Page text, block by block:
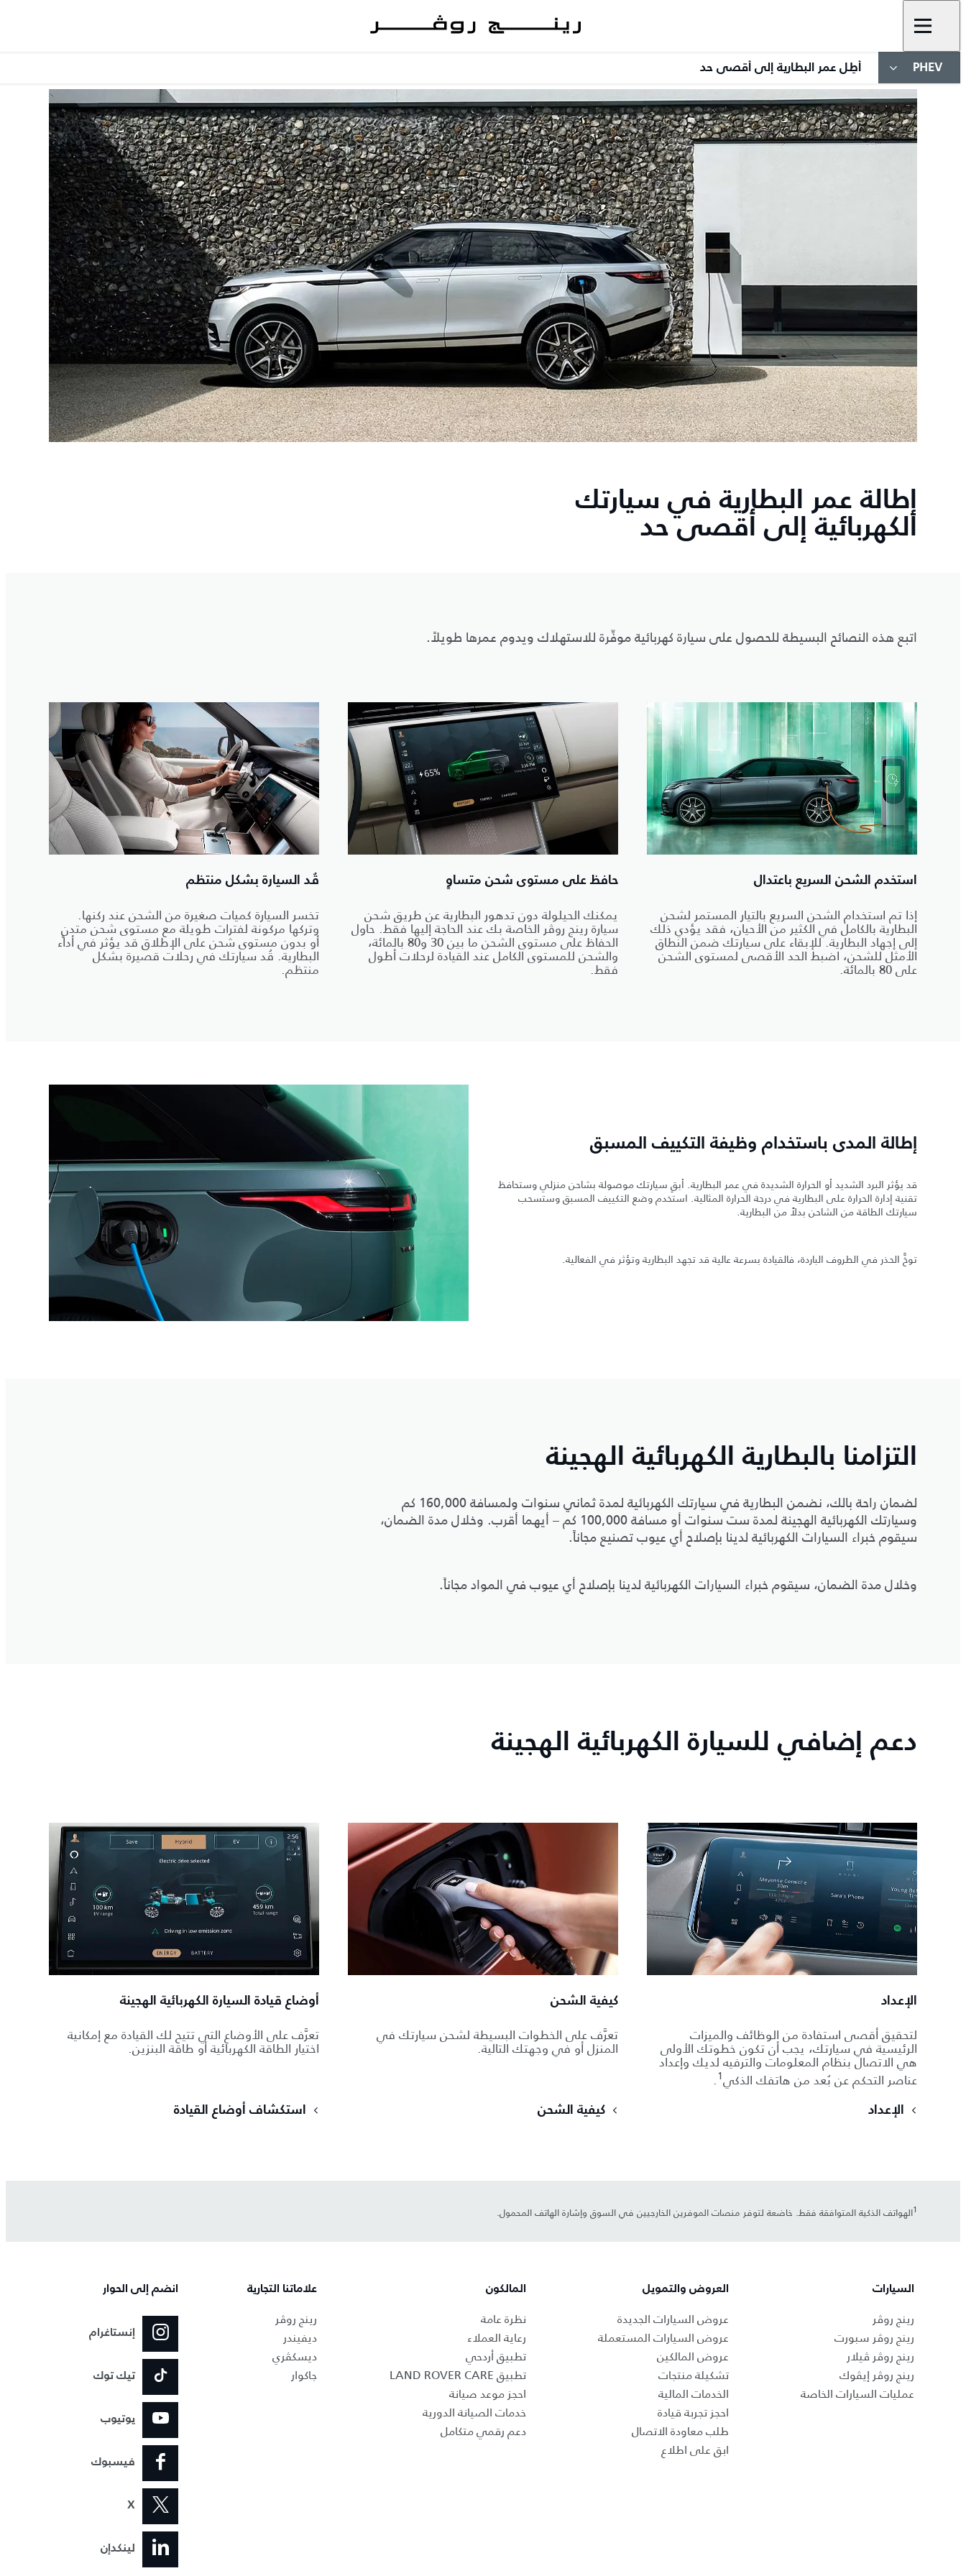
PHEV أطِل عمر البطارية إلى أقصى حد
إطالة عمر البطارية في سيارتك
الكهربائية إلى أقصى حد
اتبع هذه النصائح البسيطة للحصول على سيارة كهربائية موفِّرة للاستهلاك ويدوم عمرها طويلاً.
استخدم الشحن السريع باعتدال
إذا تم استخدام الشحن السريع بالتيار المستمر لشحن
البطارية بالكامل في الكثير من الأحيان، فقد يؤدي ذلك
إلى إجهاد البطارية. للإبقاء على سيارتك ضمن النطاق
الأمثل للشحن، اضبط الحد الأقصى لمستوى الشحن
على 80 بالمائة.
حافظ على مستوى شحن متساوٍ
يمكنك الحيلولة دون تدهور البطارية عن طريق شحن
سيارة رينج روڤر الخاصة بك عند الحاجة إليها فقط. حاول
الحفاظ على مستوى الشحن ما بين 30 و80 بالمائة،
والشحن للمستوى الكامل عند القيادة لرحلات أطول
فقط.
قُد السيارة بشكل منتظم
تخسر السيارة كميات صغيرة من الشحن عند ركنها.
وتركها مركونة لفترات طويلة مع مستوى شحن متدنٍ
أو بدون مستوى شحن على الإطلاق قد يؤثر في أداء
البطارية. قُد سيارتك في رحلات قصيرة بشكل
منتظم.
إطالة المدى باستخدام وظيفة التكييف المسبق
قد يؤثر البرد الشديد أو الحرارة الشديدة في عمر البطارية. أبقِ سيارتك موصولة بشاحن منزلي وستحافظ
تقنية إدارة الحرارة على البطارية في درجة الحرارة المثالية. استخدم وضع التكييف المسبق وستسحب
سيارتك الطاقة من الشاحن بدلاً من البطارية.
توخَّ الحذر في الطروف الباردة، فالقيادة بسرعة عالية قد تجهد البطارية وتؤثر في الفعالية.
التزامنا بالبطارية الكهربائية الهجينة
لضمان راحة بالك، نضمن البطارية في سيارتك الكهربائية لمدة ثماني سنوات ولمسافة 160,000 كم
وسيارتك الكهربائية الهجينة لمدة ست سنوات أو مسافة 100,000 كم – أيهما أقرب. وخلال مدة الضمان،
سيقوم خبراء السيارات الكهربائية لدينا بإصلاح أي عيوب تصنيع مجاناً.
وخلال مدة الضمان، سيقوم خبراء السيارات الكهربائية لدينا بإصلاح أي عيوب في المواد مجاناً.
دعم إضافي للسيارة الكهربائية الهجينة
الإعداد
لتحقيق أقصى استفادة من الوظائف والميزات
الرئيسية في سيارتك، يجب أن تكون خطوتك الأولى
هي الاتصال بنظام المعلومات والترفيه لديك وإعداد
عناصر التحكم عن بُعد من هاتفك الذكي1
.
الإعداد
كيفية الشحن
تعرَّف على الخطوات البسيطة لشحن سيارتك في
المنزل أو في وجهتك التالية.
كيفية الشحن
أوضاع قيادة السيارة الكهربائية الهجينة
تعرَّف على الأوضاع التي تتيح لك القيادة مع إمكانية
اختيار الطاقة الكهربائية أو طاقة البنزين.
استكشاف أوضاع القيادة
1الهواتف الذكية المتوافقة فقط. خاضعة لتوفر منصات الموفرين الخارجيين في السوق وإشارة الهاتف المحمول.
السيارات
رينج روڤر
رينج روڤر سبورت
رينج روڤر ڤيلار
رينج روڤر إيڤوك
عمليات السيارات الخاصة
العروض والتمويل
عروض السيارات الجديدة
عروض السيارات المستعملة
عروض المالكين
تشكيلة منتجات
الخدمات المالية
احجز تجربة قيادة
طلب معاودة الاتصال
ابق على اطلاع
المالكون
نظرة عامة
رعاية العملاء
تطبيق أردحي
تطبيق LAND ROVER CARE
احجز موعد صيانة
خدمات الصيانة الدورية
دعم رقمي متكامل
علاماتنا التجارية
رينج روڤر
ديفيندر
ديسكڤري
جاكوار
انضم إلى الحوار
إنستاغرام
تيك توك
يوتيوب
فيسبوك
X
لينكدإن